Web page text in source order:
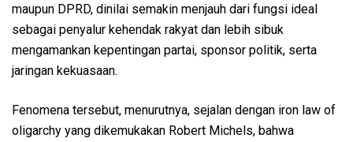
maupun DPRD, dinilai semakin menjauh dari fungsi ideal
sebagai penyalur kehendak rakyat dan lebih sibuk
mengamankan kepentingan partai, sponsor politik, serta
jaringan kekuasaan.
Fenomena tersebut, menurutnya, sejalan dengan iron law of
oligarchy yang dikemukakan Robert Michels, bahwa